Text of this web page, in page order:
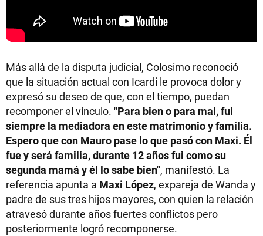
Más allá de la disputa judicial, Colosimo reconoció
que la situación actual con Icardi le provoca dolor y
expresó su deseo de que, con el tiempo, puedan
recomponer el vínculo. "Para bien o para mal, fui
siempre la mediadora en este matrimonio y familia.
Espero que con Mauro pase lo que pasó con Maxi. Él
fue y será familia, durante 12 años fui como su
segunda mamá y él lo sabe bien", manifestó. La
referencia apunta a Maxi López, expareja de Wanda y
padre de sus tres hijos mayores, con quien la relación
atravesó durante años fuertes conflictos pero
posteriormente logró recomponerse.